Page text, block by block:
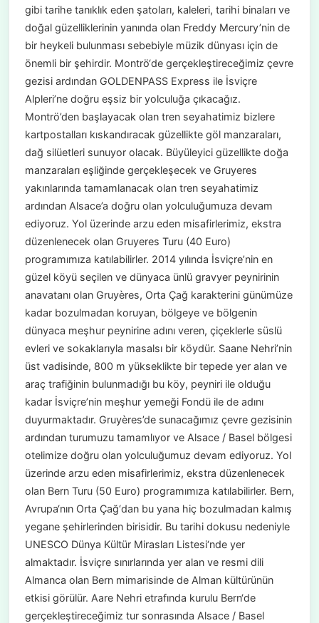
gibi tarihe tanıklık eden şatoları, kaleleri, tarihi binaları ve
doğal güzelliklerinin yanında olan Freddy Mercury’nin de
bir heykeli bulunması sebebiyle müzik dünyası için de
önemli bir şehirdir. Montrö‘de gerçekleştireceğimiz çevre
gezisi ardından GOLDENPASS Express ile İsviçre
Alpleri’ne doğru eşsiz bir yolculuğa çıkacağız.
Montrö’den başlayacak olan tren seyahatimiz bizlere
kartpostalları kıskandıracak güzellikte göl manzaraları,
dağ silüetleri sunuyor olacak. Büyüleyici güzellikte doğa
manzaraları eşliğinde gerçekleşecek ve Gruyeres
yakınlarında tamamlanacak olan tren seyahatimiz
ardından Alsace’a doğru olan yolculuğumuza devam
ediyoruz. Yol üzerinde arzu eden misafirlerimiz, ekstra
düzenlenecek olan Gruyeres Turu (40 Euro)
programımıza katılabilirler. 2014 yılında İsviçre’nin en
güzel köyü seçilen ve dünyaca ünlü gravyer peynirinin
anavatanı olan Gruyères, Orta Çağ karakterini günümüze
kadar bozulmadan koruyan, bölgeye ve bölgenin
dünyaca meşhur peynirine adını veren, çiçeklerle süslü
evleri ve sokaklarıyla masalsı bir köydür. Saane Nehri’nin
üst vadisinde, 800 m yükseklikte bir tepede yer alan ve
araç trafiğinin bulunmadığı bu köy, peyniri ile olduğu
kadar İsviçre’nin meşhur yemeği Fondü ile de adını
duyurmaktadır. Gruyères’de sunacağımız çevre gezisinin
ardından turumuzu tamamlıyor ve Alsace / Basel bölgesi
otelimize doğru olan yolculuğumuz devam ediyoruz. Yol
üzerinde arzu eden misafirlerimiz, ekstra düzenlenecek
olan Bern Turu (50 Euro) programımıza katılabilirler. Bern,
Avrupa‘nın Orta Çağ‘dan bu yana hiç bozulmadan kalmış
yegane şehirlerinden birisidir. Bu tarihi dokusu nedeniyle
UNESCO Dünya Kültür Mirasları Listesi‘nde yer
almaktadır. İsviçre sınırlarında yer alan ve resmi dili
Almanca olan Bern mimarisinde de Alman kültürünün
etkisi görülür. Aare Nehri etrafında kurulu Bern‘de
gerçekleştireceğimiz tur sonrasında Alsace / Basel